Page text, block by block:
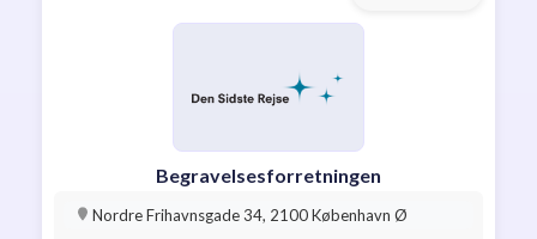
Begravelsesforretningen
Nordre Frihavnsgade 34, 2100 København Ø